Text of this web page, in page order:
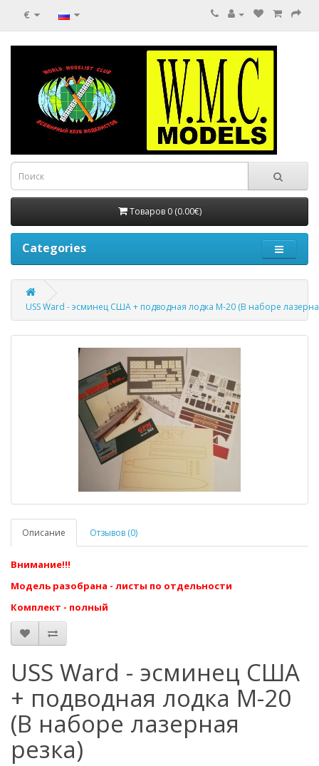
€
Товаров 0 (0.00€)
Categories
USS Ward - эсминец США + подводная лодка М-20 (В наборе
Описание Отзывов (0)
Внимание!!!
Модель разобрана - листы по отдельности
Комплект - полный
USS Ward - эсминец США
+ подводная лодка М-20
(В наборе лазерная
резка)